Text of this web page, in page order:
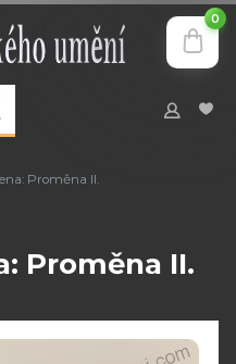
0
Proměna II.
Proměna II.